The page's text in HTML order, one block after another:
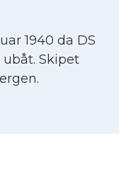
1940 da DS
Skipet